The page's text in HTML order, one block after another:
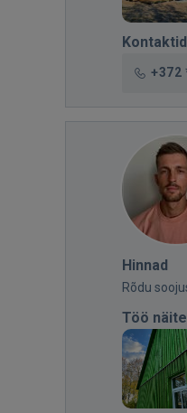
Kontaktid
+372
Hinnad
Rõdu
Töö